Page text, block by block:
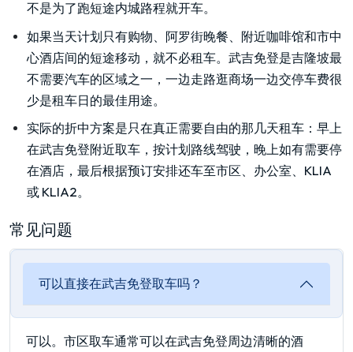
不是为了跑短途内城路程就开车。
如果当天计划只有购物、阿罗街晚餐、附近咖啡馆和市中
心酒店间的短途移动，就不必租车。武吉免登是吉隆坡最
不需要汽车的区域之一，一边走路逛商场一边交停车费很
少是租车日的最佳用途。
实际的折中方案是只在真正需要自由的那几天租车：早上
在武吉免登附近取车，按计划路线驾驶，晚上如有需要停
在酒店，最后根据预订安排还车至市区、办公室、KLIA
或 KLIA2。
常见问题
可以直接在武吉免登取车吗？
可以。市区取车通常可以在武吉免登周边清晰的酒